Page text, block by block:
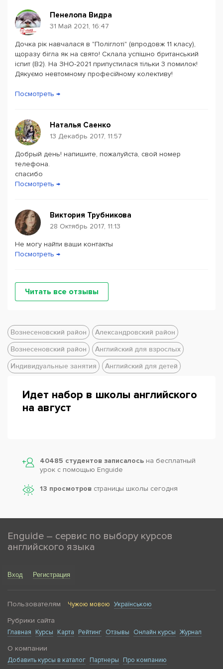
Powered byLeaflet— © Google 2026
Пенелопа Видра
31 Май 2021, 16:47
Дочка рік навчалася в "Поліглоті" (впродовж 11 класу),
щоразу бігла як на свято! Склала успішно британський
іспит (В2). На ЗНО-2021 припустилася тільки 3 помилок!
Дякуємо невтомному професійному колективу!
Посмотреть →
Наталья Саенко
13 Декабрь 2017, 11:57
Добрый день! напишите, пожалуйста, свой номер
телефона.
спасибо
Посмотреть →
Виктория Трубникова
28 Октябрь 2017, 11:13
Не могу найти ваши контакты
Посмотреть →
Читать все отзывы
Вознесеновский район
Александровский район
Вознесеновский район
Английский для взрослых
Индивидуальные занятия
Английский для детей
Идет набор в школы английского
на август
40485 студентов записалось на бесплатный
урок с помощью Enguide
13 просмотров страницы школы сегодня
Enguide – сервис по выбору курсов
английского языка
Вход Регистрация
Пользователям Чужою мовою Українською
Рубрики сайта
Главная Курсы Карта Рейтинг Отзывы Онлайн курсы Журнал
О компании
Добавить курсы в каталог Партнеры
Про компанию